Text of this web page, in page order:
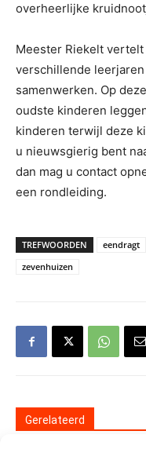
overheerlijke
Meester Riekelt
verschillende
samenwerken. Op
oudste kinderen
kinderen terwijl deze
u nieuwsgierig bent
dan mag u contact
een rondleiding.
TREFWOORDEN eendragt
zevenhuizen
Gerelateerd